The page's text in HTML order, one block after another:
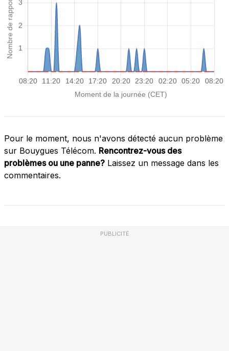
Pour le moment, nous n'avons détecté aucun problème
sur Bouygues Télécom. Rencontrez-vous des
problèmes ou une panne? Laissez un message dans les
commentaires.
PUBLICITÉ